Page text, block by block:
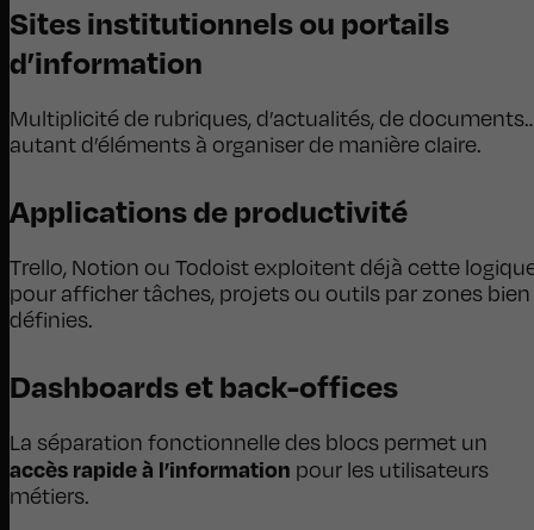
Sites institutionnels ou portails
d’information
Multiplicité de rubriques, d’actualités, de
autant d’éléments à organiser de manière claire.
Applications de productivité
Trello, Notion ou Todoist exploitent déjà cette
pour afficher tâches, projets ou outils par zones bien
définies.
Dashboards et back-offices
La séparation fonctionnelle des blocs permet un
accès rapide à l’information pour les utilisateurs
métiers.